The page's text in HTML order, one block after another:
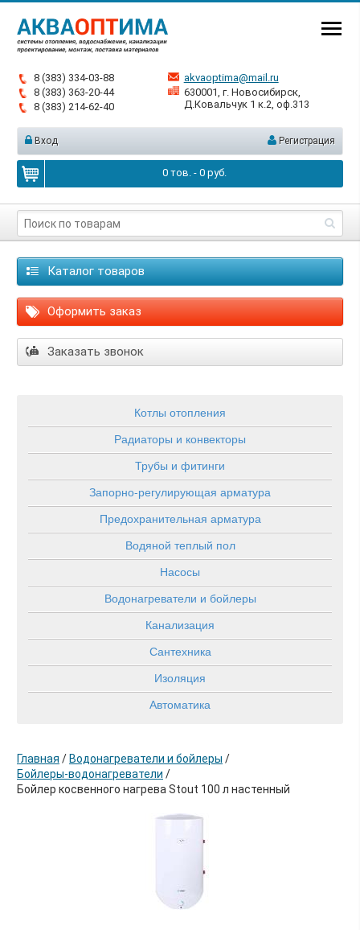
8 (383) 334-03-88
8 (383) 363-20-44
8 (383) 214-62-40
akvaoptima@mail.ru
630001, г. Новосибирск,
Д.Ковальчук 1 к.2, оф.313
Вход Регистрация
0тов. - 0руб.
Каталог товаров
Оформить заказ
Заказать звонок
Котлы отопления
Радиаторы и конвекторы
Трубы и фитинги
Запорно-регулирующая арматура
Предохранительная арматура
Водяной теплый пол
Насосы
Водонагреватели и бойлеры
Канализация
Сантехника
Изоляция
Автоматика
Главная / Водонагреватели и бойлеры /
Бойлеры-водонагреватели /
Бойлер косвенного нагрева Stout 100 л настенный